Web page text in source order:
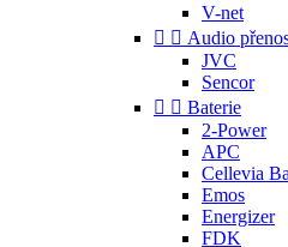
V-net
  Audio
JVC
Sencor
  Baterie
2-Power
APC
Cellevia
Emos
Energizer
FDK